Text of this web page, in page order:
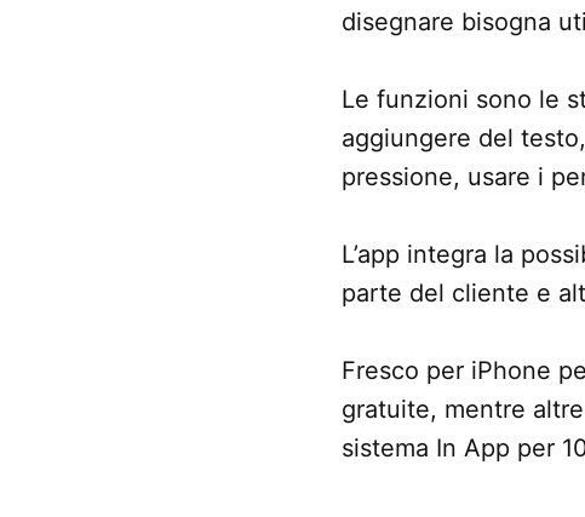
disegnare bisogna
Le funzioni sono le
aggiungere del
pressione, usare i
L’app integra la
parte del cliente e
Fresco per iPhone
gratuite, mentre
sistema In App per